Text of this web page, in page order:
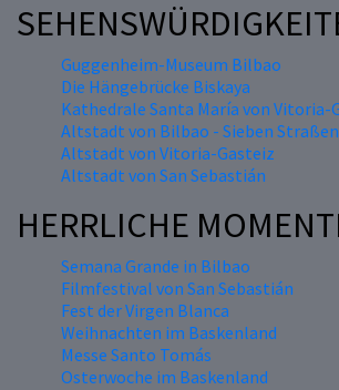
Guggenheim-Museum Bilbao
Die Hängebrücke Biskaya
Kathedrale Santa María von Vitoria-
Altstadt von Bilbao - Sieben Straßen
Altstadt von Vitoria-Gasteiz
Altstadt von San Sebastián
HERRLICHE
Semana Grande in Bilbao
Filmfestival von San Sebastián
Fest der Virgen Blanca
Weihnachten im Baskenland
Messe Santo Tomás
Osterwoche im Baskenland